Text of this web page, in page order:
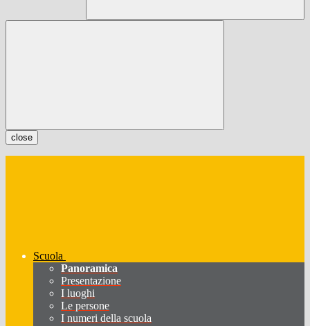
close
Scuola
Panoramica
Presentazione
I luoghi
Le persone
I numeri della scuola